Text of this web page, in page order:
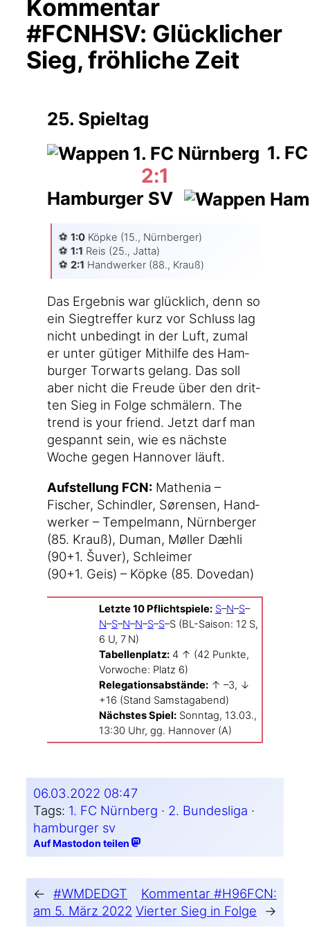
Kommentar
#FCNHSV: Glücklicher
Sieg, fröhliche Zeit
25. Spieltag
1.
2:1
Hamburger SV
⚽️ 1:0Köp­ke (15., Nürn­ber­ger)
⚽️ 1:1 Reis (25., Jat­ta)
⚽️ 2:1 Hand­wer­ker (88., Krauß)
Das Ergeb­nis war glück­lich, denn so
ein Sieg­tref­fer kurz vor Schluss lag
nicht unbe­dingt in der Luft, zumal
er unter güti­ger Mit­hil­fe des Ham­
bur­ger Tor­warts gelang. Das soll
aber nicht die Freu­de über den drit­
ten Sieg in Fol­ge schmä­lern. The
trend is your fri­end. Jetzt darf man
gespannt sein, wie es nächs­te
Woche gegen Han­no­ver läuft.
Auf­stel­lung FCN: Mathe­nia –
Fischer, Schind­ler, Søren­sen, Hand­
wer­ker – Tem­pel­mann, Nürn­ber­ger
(85. Krauß), Duman, Møl­ler Dæh­li
(90+1. Šuver), Schlei­mer
(90+1. Geis) – Köp­ke (85. Dovedan)
Letz­te 10 Pflicht­spie­le: S–N–S–
N–S–N–N–S–S–S (BL-Saison: 12 S,
6 U, 7 N)
Tabel­len­platz: 4 ↑ (42 Punk­te,
Vor­wo­che: Platz 6)
Rele­ga­ti­ons­ab­stän­de: ↑ –3, ↓
+16 (Stand Sams­tag­abend)
Nächs­tes Spiel: Sonn­tag, 13.03.,
13:30 Uhr, gg. Han­no­ver (A)
06.03.2022 08:47
Tags: 1. FC Nürnberg · 2. Bundesliga
hamburger sv
Auf Mastodon teilen
← #WMDEDGT
am 5. März 2022
Kommentar #H96FCN:
Vierter Sieg in Folge
→